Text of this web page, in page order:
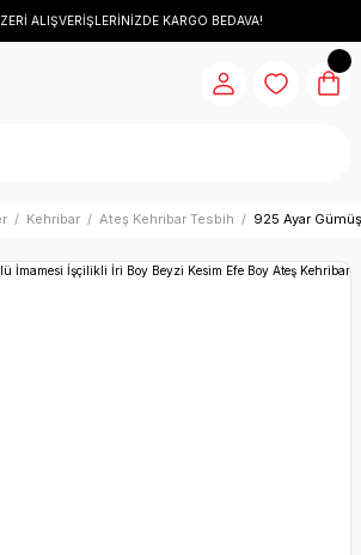
ALIŞVERİŞLERİNİZDE KARGO BEDAVA!
Kehribar Ateş Kehribar Tesbih 925 Ayar